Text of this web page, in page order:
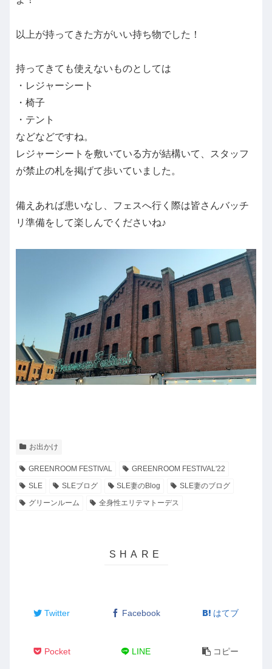
以上が持ってきた方がいい持ち物でした！
持ってきても使えないものとしては
・レジャーシート
・椅子
・テント
などなどですね。
レジャーシートを敷いている方が結構いて、スタッフ
が禁止の札を掲げて歩いていました。
備えあれば患いなし、フェスへ行く際は皆さんバッチ
リ準備をして楽しんでくださいね♪
お出かけ
GREENROOM FESTIVAL
GREENROOM FESTIVAL'22
SLE
SLEブログ SLE妻のBlog
SLE妻のブログ
グリーンルーム
全身性エリテマトーデス
Twitter Facebook はてブ
Pocket LINE コピー